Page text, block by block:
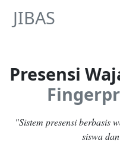
JIBAS
Presensi
"Sistem presensi berbasis
siswa